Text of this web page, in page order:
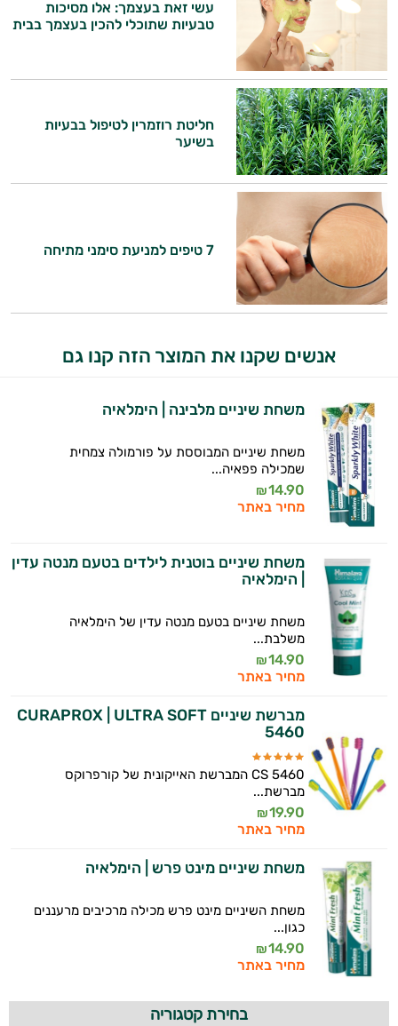
עשי זאת בעצמך: אלו מסיכות
טבעיות שתוכלי להכין בעצמך בבית
חליטת רוזמרין לטיפול בבעיות
בשיער
7 טיפים למניעת סימני מתיחה
אנשים שקנו את המוצר הזה קנו גם
משחת שיניים מלבינה | הימלאיה
משחת שיניים המבוססת על פורמולה צמחית
שמכילה פפאיה...
14.90
₪
מחיר באתר
משחת שיניים בוטנית לילדים בטעם מנטה עדין
| הימלאיה
משחת שיניים בטעם מנטה עדין של הימלאיה
משלבת...
14.90
₪
מחיר באתר
מברשת שיניים CURAPROX | ULTRA SOFT
5460
CS 5460 המברשת האייקונית של קורפרוקס
מברשת...
19.90
₪
מחיר באתר
משחת שיניים מינט פרש | הימלאיה
משחת השיניים מינט פרש מכילה מרכיבים מרעננים
כגון...
14.90
₪
מחיר באתר
בחירת קטגוריה
אני יועץ הבריאות האישי AI של טבע בריא.
התשובות שלי מבוססות על מאגרי מידע קליניים
וספרות מקצועית בתחומי הרפואה הטבעית
אני כאן כדי לעזור לך להתאים את תוספי
ולמצב הגופני שלך, ולהסביר לך אילו רכיבים
עובדים יחד כדי למקסם תוצאות גם בחיי היום
יום וגם בתחום הכושר והספורט.
המטרה שלי היא להתאים עבורך המלצות
אישיות מבוססות מדעית.